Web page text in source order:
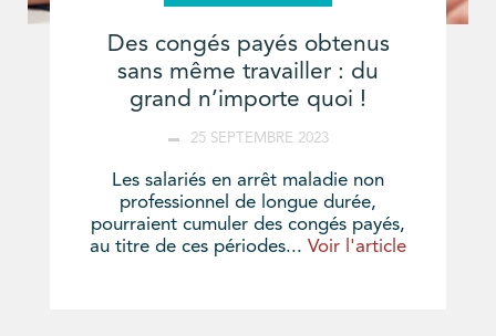
Des congés payés obtenus
sans même travailler : du
grand n’importe quoi !
25 SEPTEMBRE 2023
Les salariés en arrêt maladie non
professionnel de longue durée,
pourraient cumuler des congés payés,
au titre de ces périodes... Voir l'article